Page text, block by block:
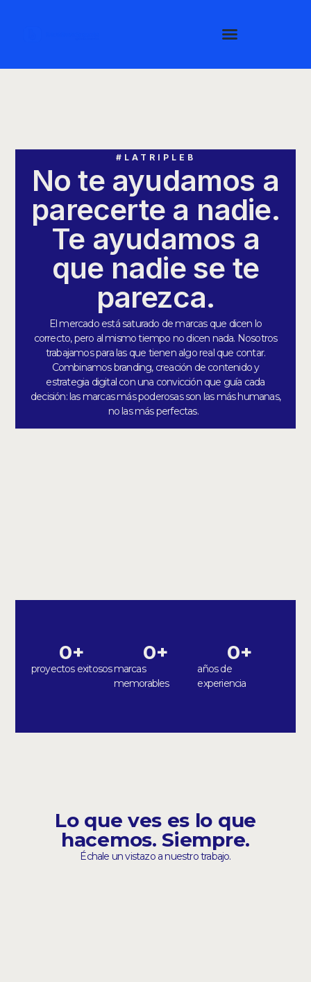
Lo que te hace diferente ya existe. Nosotros
desapercibido.
#LATRIPLEB
No te ayudamos a
parecerte a nadie.
Te ayudamos a
que nadie se te
parezca.
El mercado está saturado de marcas que dicen lo
correcto, pero al mismo tiempo no dicen nada. Nosotros
trabajamos para las que tienen algo real que contar.
Combinamos branding, creación de contenido y
estrategia digital con una convicción que guía cada
decisión: las marcas más poderosas son las más humanas,
no las más perfectas.
proyectos exitosos
0+
marcas
memorables
0+
años de
experiencia
0+
Lo que ves es lo que
hacemos. Siempre.
Échale un vistazo a nuestro trabajo.